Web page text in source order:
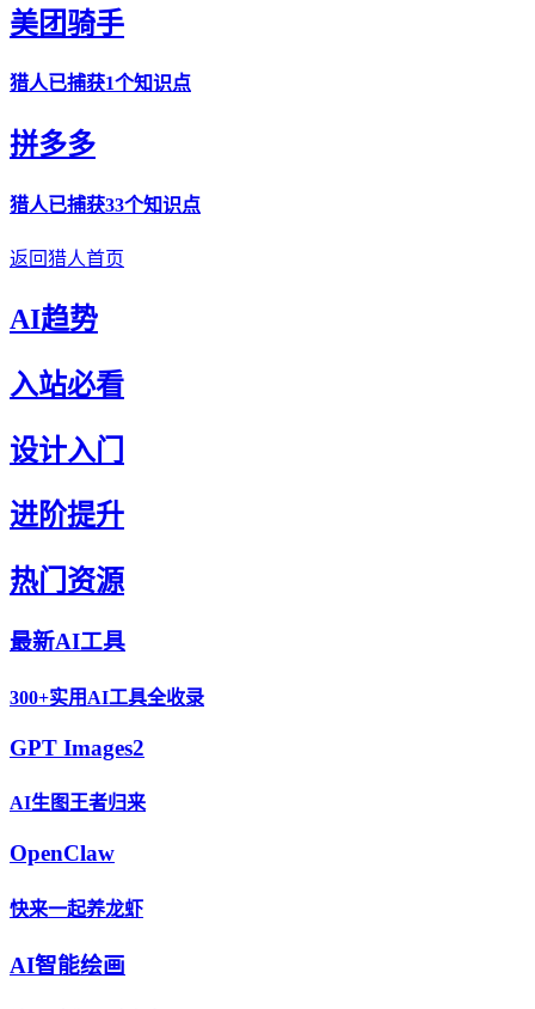
美团骑手
猎人已捕获1个知识点
拼多多
猎人已捕获33个知识点
返回猎人首页
AI趋势
入站必看
设计入门
进阶提升
热门资源
最新AI工具
300+实用AI工具全收录
GPT Images2
AI生图王者归来
OpenClaw
快来一起养龙虾
AI智能绘画